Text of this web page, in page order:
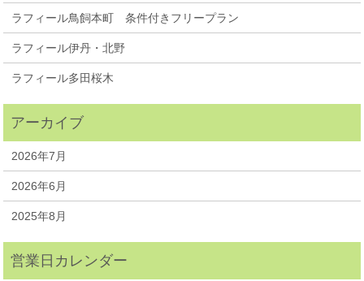
ラフィール鳥飼本町 条件付きフリープラン
ラフィール伊丹・北野
ラフィール多田桜木
2026年7月
2026年6月
2025年8月